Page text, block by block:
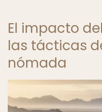
El impacto
las tácticas
nómada